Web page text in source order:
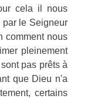
cela il nous
par le Seigneur
comment nous
pleinement
pas prêts à
que Dieu n'a
certains